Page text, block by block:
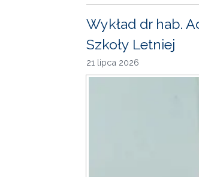
Wykład dr hab.
Szkoły Letniej
21 lipca 2026